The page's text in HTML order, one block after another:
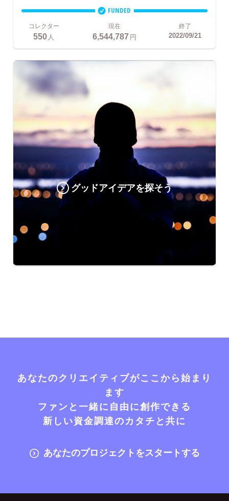
FUNDED
コレクター
550 人
現在
6,544,787円
終了
2022/09/21
グッドアイデアを探そう
あなたのクリエイティブがここから始まり
ます
ファンと一緒に自由に創作できる
新しい資金調達のカタチと共に
あなたのプロジェクトをスタートする